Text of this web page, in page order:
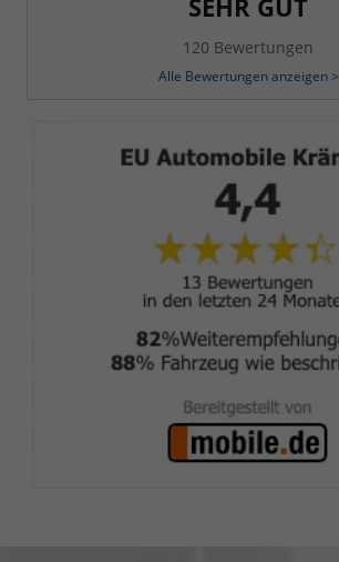
120 Bewertungen
Alle Bewertungen anzeigen >